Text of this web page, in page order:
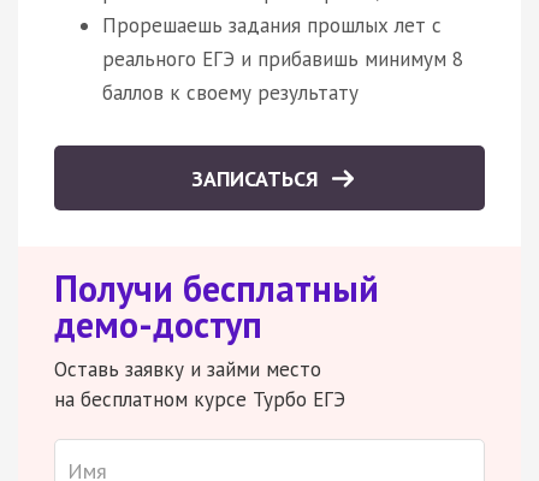
Прорешаешь задания прошлых лет с
реального ЕГЭ и прибавишь минимум 8
баллов к своему результату
ЗАПИСАТЬСЯ
Получи бесплатный
демо-доступ
Оставь заявку и займи место
на бесплатном курсе Турбо ЕГЭ